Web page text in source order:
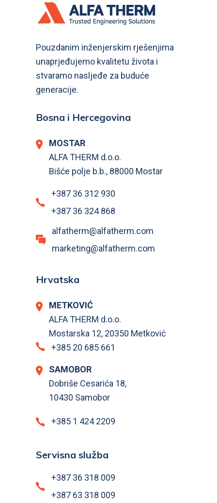
Pouzdanim inženjerskim rješenjima
unaprjeđujemo kvalitetu života i
stvaramo nasljeđe za buduće
generacije.
Bosna i Hercegovina
MOSTAR
ALFA THERM d.o.o.
Bišće polje b.b., 88000 Mostar
+387 36 312 930
+387 36 324 868
alfatherm@alfatherm.com
marketing@alfatherm.com
Hrvatska
METKOVIĆ
ALFA THERM d.o.o.
Mostarska 12, 20350 Metković
+385 20 685 661
SAMOBOR
Dobriše Cesarića 18,
10430 Samobor
+385 1 424 2209
Servisna služba
+387 36 318 009
+387 63 318 009